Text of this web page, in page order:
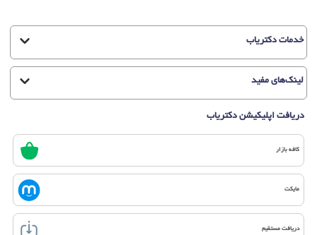
خدمات دکتریاب
لینک‌های مفید
دریافت اپلیکیشن دکتریاب
کافه بازار
مایکت
دریافت مستقیم